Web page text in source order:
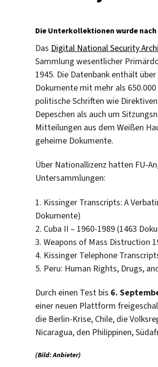
Die Unterkollektionen wurde
Das Digital National Security
Sammlung wesentlicher
1945. Die Datenbank enthält
Dokumente mit mehr als
politische Schriften wie
Depeschen als auch um
Mitteilungen aus dem Weißen
geheime Dokumente.
Über Nationallizenz hatten FU-
Untersammlungen:
1. Kissinger Transcripts: A
Dokumente)
2. Cuba II – 1960-1989 (1463
3. Weapons of Mass Distruction
4. Kissinger Telephone
5. Peru: Human Rights, Drugs,
Durch einen Test bis 6.
einer neuen Plattform
die Berlin-Krise, Chile, die
Nicaragua, den Philippinen,
(Bild: Anbieter)